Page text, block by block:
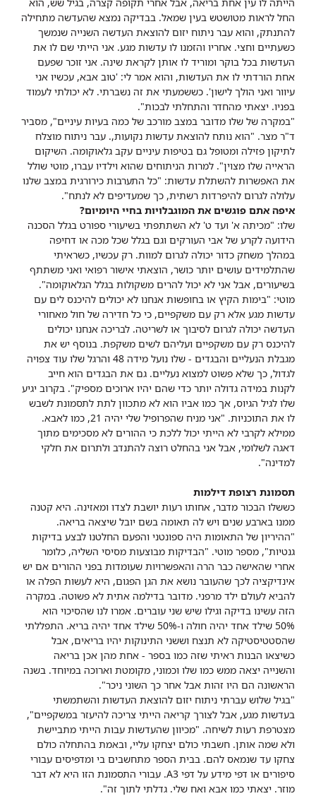
החל לראות מטושטש בעין שמאל. בבדיקה נמצא שהעדשה מתחילה
להתנתק, והוא עבר ניתוח יזום להוצאת העדשה השנייה שנמשך
כשעתיים וחצי. אחריו והזמנו לו עדשות מגע. אני הייתי שם לו את
העדשות בכל בוקר ומוריד לו אותן לקראת שינה. אני זוכר שפעם
אחת הורדתי לו את העדשות, והוא אמר לי: 'טוב אבא, עכשיו אני
עיוור ואני הולך לישון'. כששמעתי את זה נשברתי. לא יכולתי לעמוד
בפניו. יצאתי מהחדר והתחלתי לבכות".
"במקרה של שלו מדובר במצב מורכב של כמה בעיות עיניים", מסביר
ד"ר מצר. "הוא נותח להוצאת עדשות נקועות,. עבר ניתוח מוצלח
לתיקון פזילה ומטופל גם בטיפות עיניים עקב גלאוקומה. השיקום
הראייה שלו מצוין". למרות הניתוחים שהוא וילדיו עברו, מוטי שולל
את האפשרות להשתלת עדשות: "כל התערבות כירורגית במצב שלנו
עלולה לגרום להיפרדות רשתית, כך שמעדיפים לא לנתח".
איפה אתם פוגשים את המוגבלויות בחיי היומיום?
שלו: "מכיתה א' ועד ט' לא השתתפתי בשיעורי ספורט בגלל הסכנה
הידועה לקרע של אבי העורקים וגם בגלל שכל מכה או דחיפה
במהלך משחק כדור יכולה לגרום למוות. רק עכשיו, כשראיתי
שהתלמידים עושים יותר כושר, הוצאתי אישור רפואי ואני משתתף
בשיעורים, אבל אני לא יכול להרים משקולות בגלל הגלאוקומה".
מוטי: "בימות הקיץ או בחופשות אנחנו לא יכולים להיכנס לים עם
עדשות מגע אלא רק עם משקפיים, כי כל חדירה של חול מאחורי
העדשה יכולה לגרום לסיבוך או לשריטה. לבריכה אנחנו יכולים
להיכנס רק עם משקפיים ועליהם לשים משקפת. בנוסף יש את
מגבלת הנעליים והבגדים - שלו נועל מידה 48 והרגל שלו עוד צפויה
לגדול, כך שלא פשוט למצוא נעליים. גם את הבגדים הוא חייב
לקנות במידה גדולה יותר כדי שהם יהיו ארוכים מספיק". בקרוב יגיע
שלו לגיל הגיוס, אך כמו אביו הוא לא מתכוון לתת לתסמונת לשבש
לו את התוכניות. "אני מניח שהפרופיל שלי יהיה 21, כמו לאבא.
ממילא לקרבי לא הייתי יכול ללכת כי ההורים לא מסכימים מתוך
דאגה לשלומי, אבל אני בהחלט רוצה להתנדב ולתרום את חלקי
למדינה".
תסמונת רצופת דילמות
כששלו הבכור מדבר, אחותו רעות יושבת לצדו ומאזינה. היא קטנה
ממנו בארבע שנים ויש לה תאומה בשם יובל שיצאה בריאה.
"ההיריון של התאומות היה ספונטני והפעם החלטנו לבצע בדיקות
גנטיות", מספר מוטי. "הבדיקות מבוצעות מסיסי השליה, כלומר
אחרי שהאישה כבר הרה והאפשרויות שעומדות בפני ההורים אם יש
אינדיקציה לכך שהעובר נושא את הגן הפגום, היא לעשות הפלה או
להביא לעולם ילד מרפני. מדובר בדילמה אתית לא פשוטה. במקרה
הזה עשינו בדיקה וגילו שיש שני עוברים. אמרו לנו שהסיכוי הוא
50% שילד אחד יהיה חולה ו-50% שילד אחד יהיה בריא. התפללתי
שהסטטיסטיקה לא תנצח וששני התינוקות יהיו בריאים, אבל
כשיצאו הבנות ראיתי שזה כמו בספר - אחת מהן אכן בריאה
והשנייה יצאה ממש כמו שלו וכמוני, מקומטת וארוכה במיוחד. בשנה
הראשונה הם היו זהות אבל אחר כך השוני ניכר".
"בגיל שלוש עברתי ניתוח יזום להוצאת העדשות והשתמשתי
בעדשות מגע, אבל לצורך קריאה הייתי צריכה להיעזר במשקפיים",
מצטרפת רעות לשיחה. "מכיוון שהעדשות עבות הייתי מתביישת
ולא שמה אותן. חשבתי כולם יצחקו עליי, ובאמת בהתחלה כולם
צחקו עד שנמאס להם. בבית הספר מתחשבים בי ומדפיסים עבורי
סיפורים או דפי מידע על דפי A3. עבורי התסמונת הזו היא לא דבר
מוזר. יצאתי כמו אבא ואח שלי. גדלתי לתוך זה".